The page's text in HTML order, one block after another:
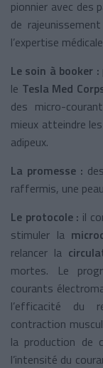
pionnier avec des
de
l’expertise
Le soin à booker :
le Tesla Med
des micro-
mieux atteindre
adipeux.
La promesse :
raffermis, une
Le protocole : il
stimuler la
relancer la
mortes. Le
courants
l’efficacité du
contraction
la production de
l’intensité du